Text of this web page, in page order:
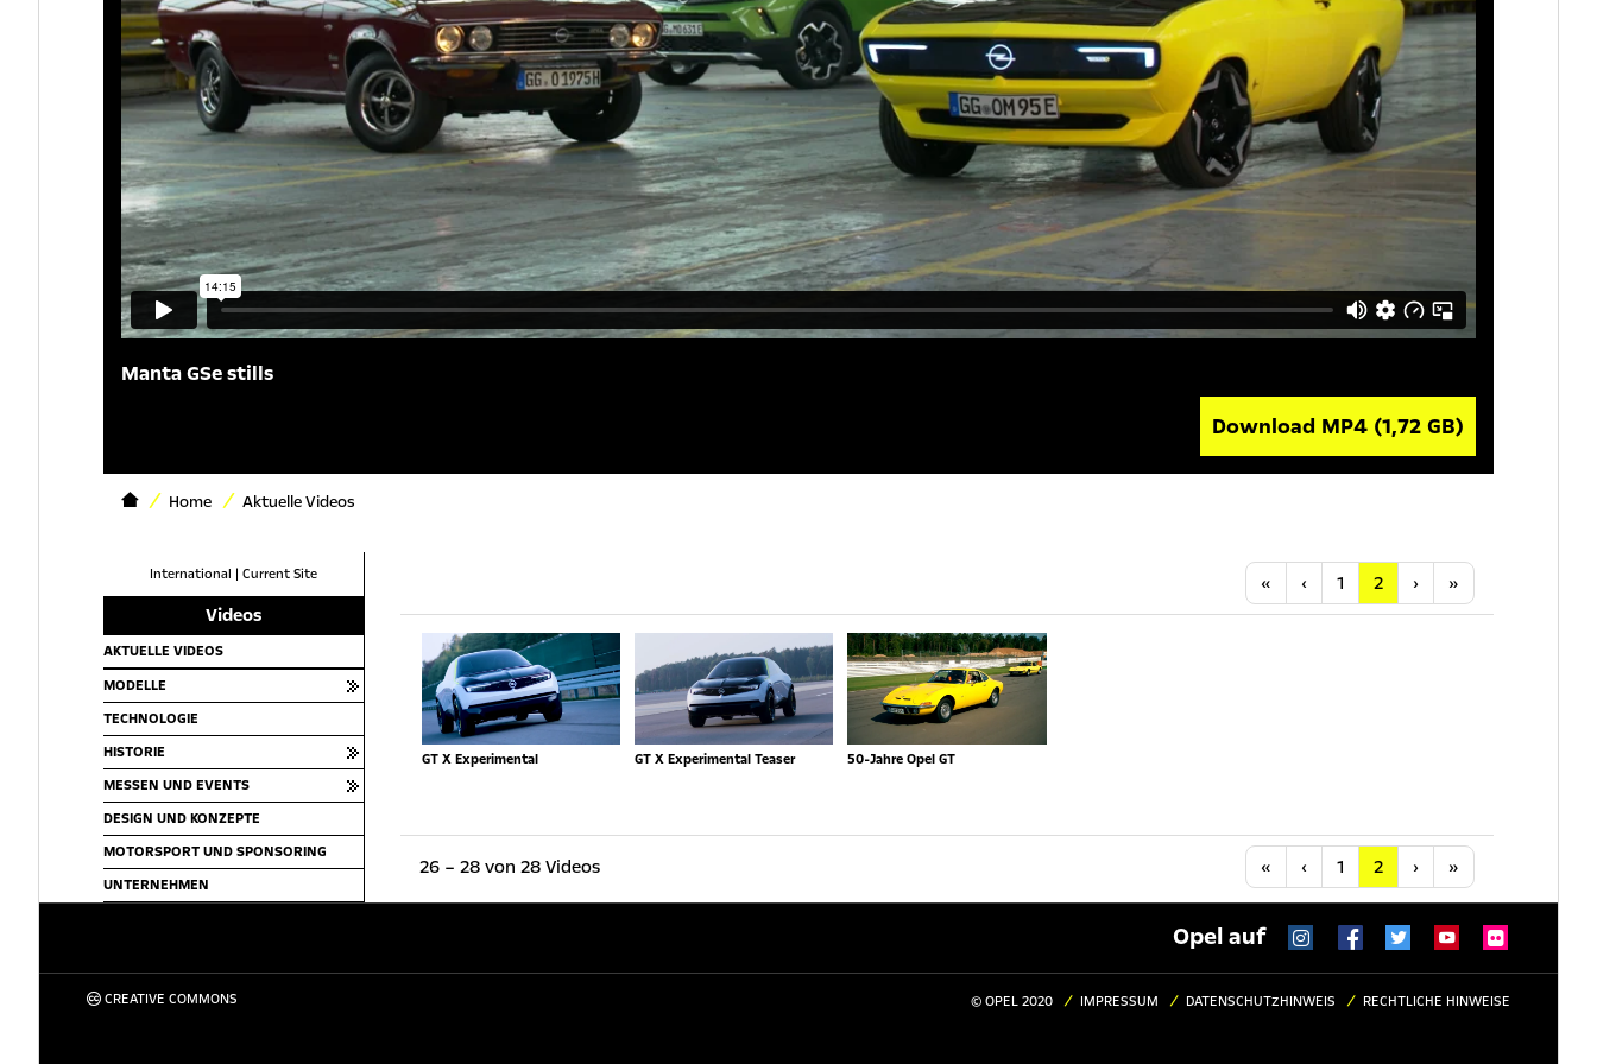
Manta GSe stills
Download MP4 (1,72 GB)
Home Aktuelle Videos
International | Current Site
Videos
AKTUELLE VIDEOS
MODELLE
TECHNOLOGIE
HISTORIE
MESSEN UND EVENTS
DESIGN UND KONZEPTE
MOTORSPORT UND SPONSORING
UNTERNEHMEN
« Anfang
‹ Vorherige
1 2 ›Nächste
»
GT X Experimental GT X Experimental Teaser 50-Jahre Opel GT
26 – 28 von 28 Videos « Anfang
‹ Vorherige
1 2 ›Nächste
»
Opel auf
CREATIVE COMMONS © OPEL 2020 IMPRESSUM DATENSCHUTZHINWEIS RECHTLICHE HINWEISE